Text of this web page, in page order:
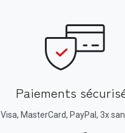
Paiements
Visa, MasterCard, PayPal, 3x